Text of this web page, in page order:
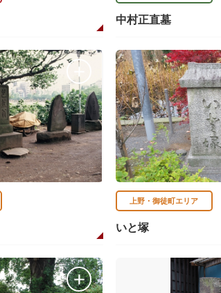
中村正直墓
上野・御徒町エリア
いと塚